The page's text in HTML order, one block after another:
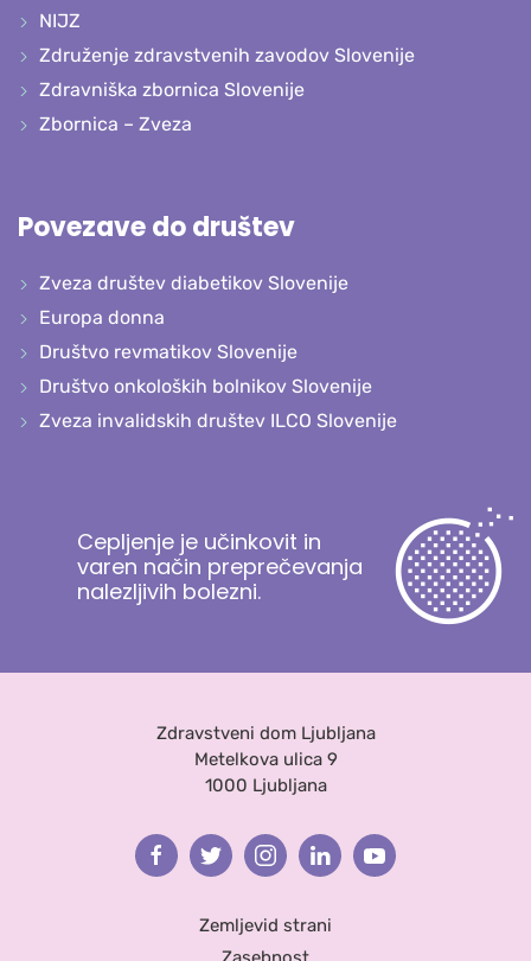
NIJZ
Združenje zdravstvenih zavodov Slovenije
Zdravniška zbornica Slovenije
Zbornica – Zveza
Povezave do društev
Zveza društev diabetikov Slovenije
Europa donna
Društvo revmatikov Slovenije
Društvo onkoloških bolnikov Slovenije
Zveza invalidskih društev ILCO Slovenije
Cepljenje je učinkovit in
varen način preprečevanja
nalezljivih bolezni.
Zdravstveni dom Ljubljana
Metelkova ulica 9
1000 Ljubljana
FacebookTwitterInstagramLinkedinYoutube
Zemljevid strani